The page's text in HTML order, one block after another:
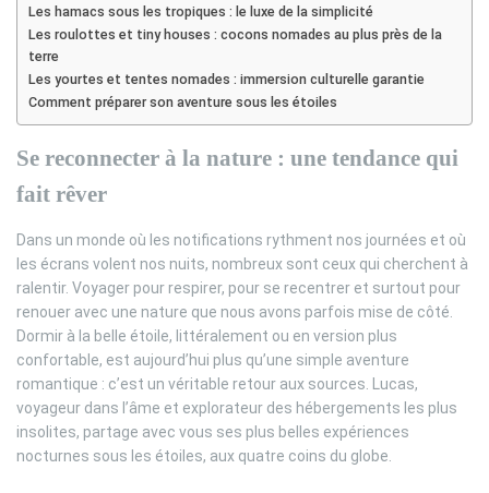
Les hamacs sous les tropiques : le luxe de la simplicité
Les roulottes et tiny houses : cocons nomades au plus près de la
terre
Les yourtes et tentes nomades : immersion culturelle garantie
Comment préparer son aventure sous les étoiles
Se reconnecter à la nature : une tendance qui
fait rêver
Dans un monde où les notifications rythment nos journées et où
les écrans volent nos nuits, nombreux sont ceux qui cherchent à
ralentir. Voyager pour respirer, pour se recentrer et surtout pour
renouer avec une nature que nous avons parfois mise de côté.
Dormir à la belle étoile, littéralement ou en version plus
confortable, est aujourd’hui plus qu’une simple aventure
romantique : c’est un véritable retour aux sources. Lucas,
voyageur dans l’âme et explorateur des hébergements les plus
insolites, partage avec vous ses plus belles expériences
nocturnes sous les étoiles, aux quatre coins du globe.